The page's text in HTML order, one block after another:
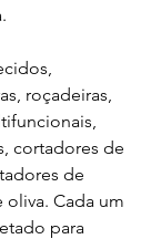
roçadeiras,
cortadores de
de
Cada um
para